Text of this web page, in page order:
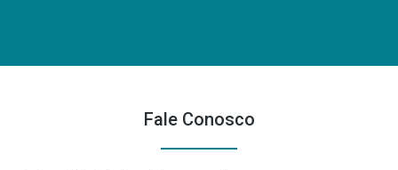
Fale Conosco